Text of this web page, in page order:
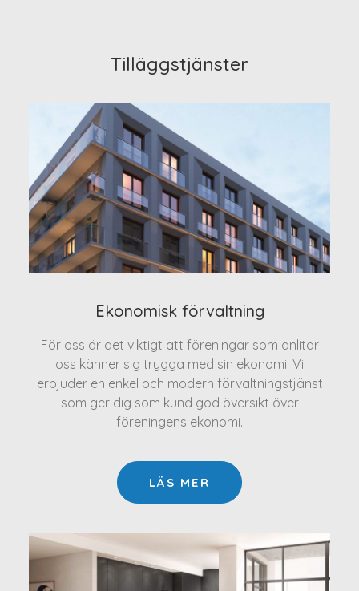
Tilläggstjänster
Ekonomisk förvaltning
För oss är det viktigt att föreningar som anlitar
oss känner sig trygga med sin ekonomi. Vi
erbjuder en enkel och modern förvaltningstjänst
som ger dig som kund god översikt över
föreningens ekonomi.
LÄS MER